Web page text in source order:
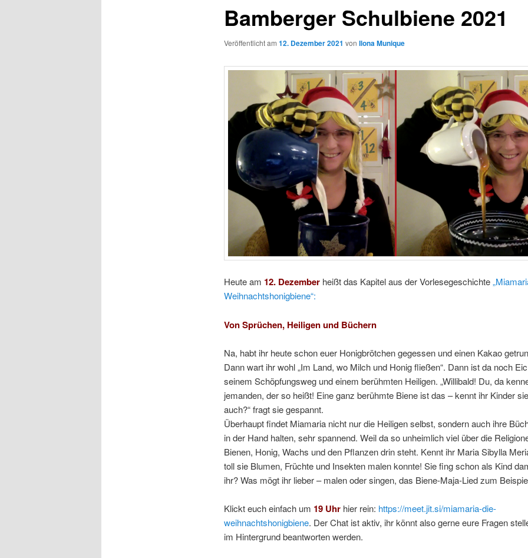
Bamberger Schulbiene 2021
Veröffentlicht am 12. Dezember 2021 von Ilona Munique
Heute am 12. Dezember heißt das Kapitel aus der Vorlesegeschichte
Weihnachtshonigbiene“:
Von Sprüchen, Heiligen und Büchern
Na, habt ihr heute schon euer Honigbrötchen gegessen und einen Kakao
Dann wart ihr wohl „Im Land, wo Milch und Honig fließen“. Dann ist da noch
seinem Schöpfungsweg und einem berühmten Heiligen. „Willibald! Du, da
jemanden, der so heißt! Eine ganz berühmte Biene ist das – kennt ihr Kinder
auch?“ fragt sie gespannt.
Überhaupt findet Miamaria nicht nur die Heiligen selbst, sondern auch ihre
in der Hand halten, sehr spannend. Weil da so unheimlich viel über die
Bienen, Honig, Wachs und den Pflanzen drin steht. Kennt ihr Maria Sibylla
toll sie Blumen, Früchte und Insekten malen konnte! Sie fing schon als Kind
ihr? Was mögt ihr lieber – malen oder singen, das Biene-Maja-Lied zum
Klickt euch einfach um 19 Uhrhier rein: https://meet.jit.si/miamaria-die-
weihnachtshonigbiene. Der Chat ist aktiv, ihr könnt also gerne eure Fragen
im Hintergrund beantworten werden.